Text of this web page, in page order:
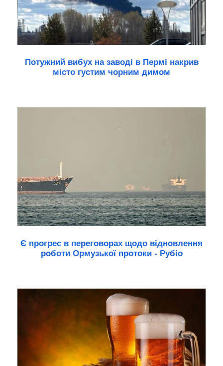
Потужний вибух на заводі в Пермі накрив
місто густим чорним димом
Є прогрес в переговорах щодо відновлення
роботи Ормузької протоки - Рубіо